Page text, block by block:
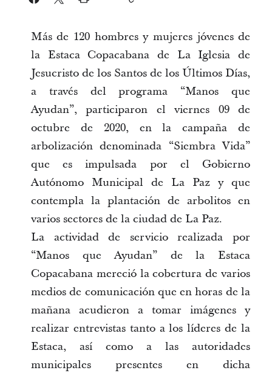
Más de 120 hombres y mujeres jóvenes de
la Estaca Copacabana de La Iglesia de
Jesucristo de los Santos de los Últimos Días,
a través del programa “Manos que
Ayudan”, participaron el viernes 09 de
octubre de 2020, en la campaña de
arbolización denominada “Siembra Vida”
que es impulsada por el Gobierno
Autónomo Municipal de La Paz y que
contempla la plantación de arbolitos en
varios sectores de la ciudad de La Paz.
La actividad de servicio realizada por
“Manos que Ayudan” de la Estaca
Copacabana mereció la cobertura de varios
medios de comunicación que en horas de la
mañana acudieron a tomar imágenes y
realizar entrevistas tanto a los líderes de la
Estaca, así como a las autoridades
municipales presentes en dicha